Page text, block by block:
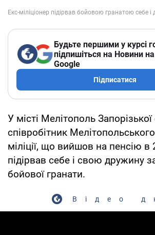
Будьте першими у курсі
підпишіться на Новини
Google
Підписатися
У місті Мелітополь Запорізької
співробітник
міліції, що вийшов на пенсію в
підірвав себе і свою дружину
бойової гранати.
Відео